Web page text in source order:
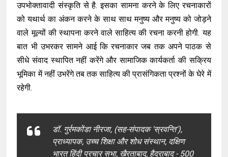
उपभोक्तावादी संस्कृति से है. इसका सामना करने के लिए रचनाकारों
को यथार्थ का अंकन करने के साथ साथ मनुष्य और मनुष्य को जोड़ने
वाले मूल्यों की स्थापना करने वाले साहित्य की रचना करनी होगी. यह
बात भी उभरकर सामने आई कि रचनाकार जब तक अपने पाठक से
सीधे संवाद स्थापित नहीं करेंगे और सामाजिक कार्यकर्ता की सक्रिय
भूमिका में नहीं उभरेंगे तब तक साहित्य की प्रासंगिकता प्रश्नों के घेरे में
रहेगी.
डॉ. गुर्रमकोंडा नीरजा, (सह-संपादक 'स्रवन्ति'),
प्राध्यापक, उच्च शिक्षा और शोध संस्थान, दक्षिण
भारत हिंदी प्रचार सभा, खैरताबाद, हैदराबाद - 500